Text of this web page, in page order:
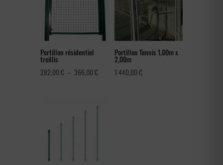
Portillon résidentiel
treillis
282,00€ – 366,00€Plage
282,00 €
Portillon Tennis 1,00m x
2,00m
1 440,00€